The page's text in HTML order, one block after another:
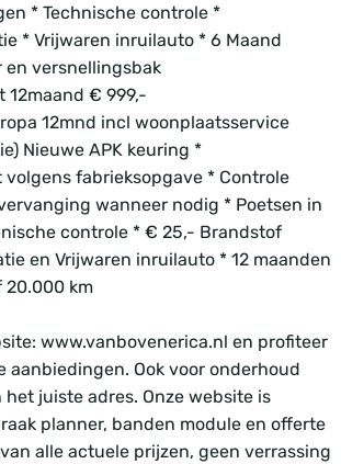
* Technische controle *
* Vrijwaren inruilauto * 6 Maand
versnellingsbak
12maand € 999,-
12mnd incl woonplaatsservice
Nieuwe APK keuring *
fabrieksopgave * Controle
wanneer nodig * Poetsen in
controle * € 25,- Brandstof
en Vrijwaren inruilauto * 12 maanden
20.000 km
www.vanbovenerica.nl en profiteer
aanbiedingen. Ook voor onderhoud
juiste adres. Onze website is
planner, banden module en offerte
alle actuele prijzen, geen verrassing